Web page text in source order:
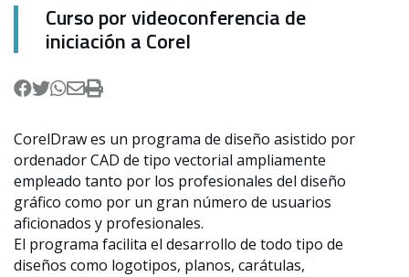
Curso por videoconferencia de
iniciación a Corel
CorelDraw es un programa de diseño asistido por
ordenador CAD de tipo vectorial ampliamente
empleado tanto por los profesionales del diseño
gráfico como por un gran número de usuarios
aficionados y profesionales.
El programa facilita el desarrollo de todo tipo de
diseños como logotipos, planos, carátulas,